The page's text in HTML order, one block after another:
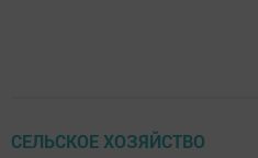
CЕЛЬСКОЕ ХОЗЯЙСТВО